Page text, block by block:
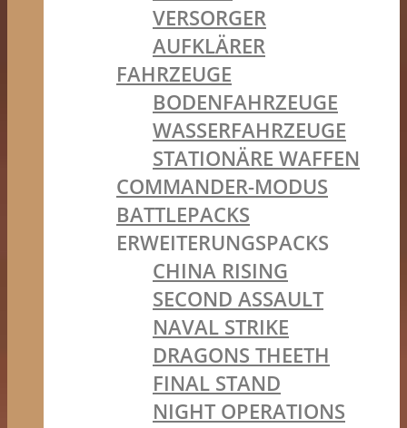
VERSORGER
AUFKLÄRER
FAHRZEUGE
BODENFAHRZEUGE
WASSERFAHRZEUGE
STATIONÄRE WAFFEN
COMMANDER-MODUS
BATTLEPACKS
ERWEITERUNGSPACKS
CHINA RISING
SECOND ASSAULT
NAVAL STRIKE
DRAGONS THEETH
FINAL STAND
NIGHT OPERATIONS